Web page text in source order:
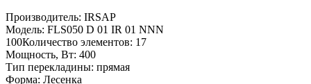
Производитель: IRSAP
Модель: FLS050 D 01 IR 01 NNN
100Количество элементов: 17
Мощность, Вт: 400
Тип перекладины: прямая
Форма: Лесенка